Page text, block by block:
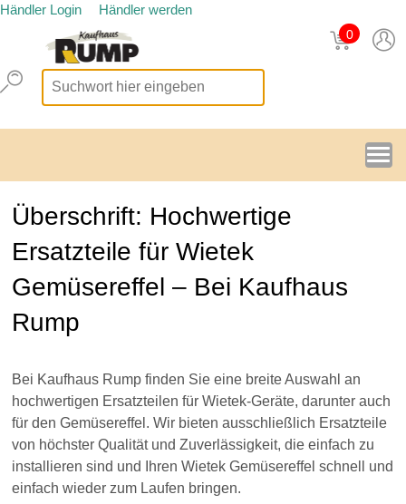
Händler Login Händler werden
0
Überschrift: Hochwertige
Ersatzteile für Wietek
Gemüsereffel – Bei Kaufhaus
Rump
Bei Kaufhaus Rump finden Sie eine breite Auswahl an
hochwertigen Ersatzteilen für Wietek-Geräte, darunter auch
für den Gemüsereffel. Wir bieten ausschließlich Ersatzteile
von höchster Qualität und Zuverlässigkeit, die einfach zu
installieren sind und Ihren Wietek Gemüsereffel schnell und
einfach wieder zum Laufen bringen.